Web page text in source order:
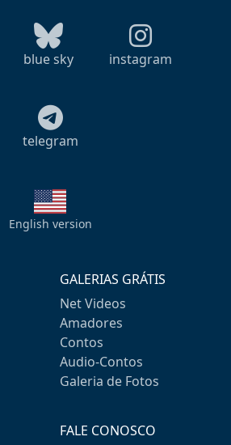
blue sky instagram
telegram
English version
GALERIAS GRÁTIS
Net Videos
Amadores
Contos
Audio-Contos
Galeria de Fotos
FALE CONOSCO